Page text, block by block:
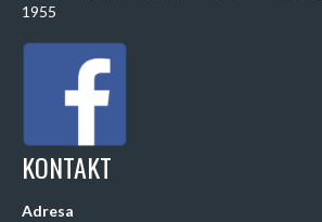
1955
KONTAKT
Adresa